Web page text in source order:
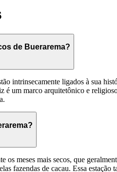
de Buerarema?
intrinsecamente ligados à sua
um marco arquitetônico e
os meses mais secos, que
fazendas de cacau. Essa